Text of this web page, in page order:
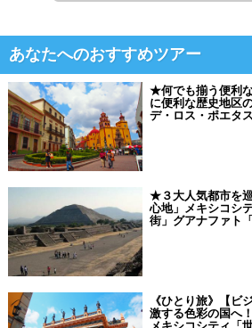
あなたへのおすすめツアー
★何でも揃う便利
に便利な歴史地区
デ・ロス・ポエタ
★３大人気都市を
心地」メキシコシ
街」グアナファト
《ひとり旅》【ビ
激する色彩の国へ